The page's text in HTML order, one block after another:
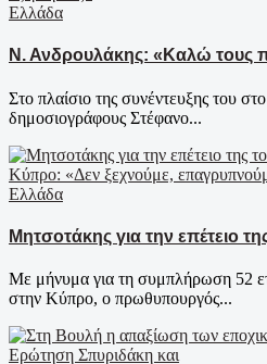
Ελλάδα
Ν. Ανδρουλάκης: «Καλώ τους
Στο πλαίσιο της συνέντευξης του
δημοσιογράφους Στέφανο...
Ελλάδα
Μητσοτάκης για την επέτειο
Με μήνυμα για τη συμπλήρωση 52
στην Κύπρο, ο πρωθυπουργός...